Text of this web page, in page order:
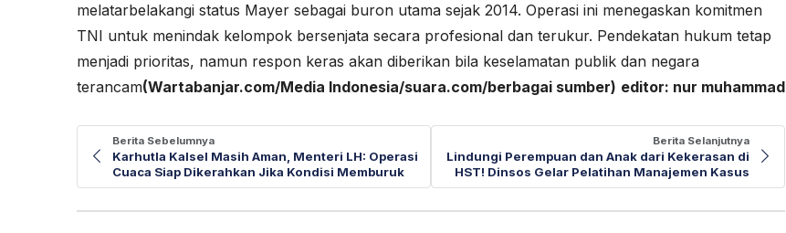
melatarbelakangi status Mayer sebagai buron utama sejak 2014. Operasi ini menegaskan komitmen
TNI untuk menindak kelompok bersenjata secara profesional dan terukur. Pendekatan hukum tetap
menjadi prioritas, namun respon keras akan diberikan bila keselamatan publik dan negara
terancam(Wartabanjar.com/Media Indonesia/suara.com/berbagai sumber) editor: nur muhammad
Berita Sebelumnya
Karhutla Kalsel Masih Aman, Menteri LH: Operasi
Cuaca Siap Dikerahkan Jika Kondisi Memburuk
Berita Selanjutnya
Lindungi Perempuan dan Anak dari Kekerasan di
HST! Dinsos Gelar Pelatihan Manajemen Kasus